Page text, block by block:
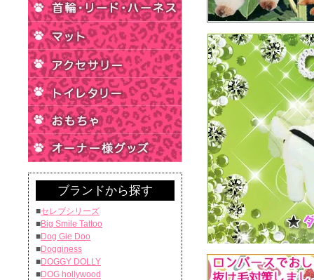
ブランドから探す
■セレブシリーズ
■Big Smile Tattoo
■Dog Gie Doo
■Dogginess
■DOGGY DOLLY
■DOG hollywood